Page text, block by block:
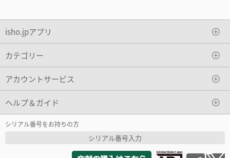
isho.jpアプリ
カテゴリー
アカウントサービス
ヘルプ＆ガイド
シリアル番号をお持ちの方
シリアル番号入力